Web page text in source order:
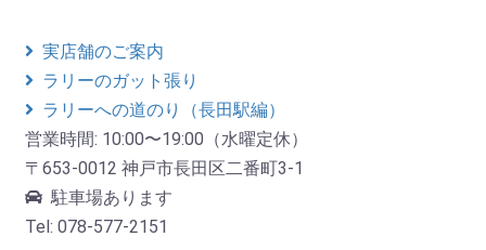
実店舗のご案内
ラリーのガット張り
ラリーへの道のり（長田駅編）
営業時間: 10:00〜19:00（水曜定休）
〒653-0012 神戸市長田区二番町3-1
駐車場あります
Tel: 078-577-2151